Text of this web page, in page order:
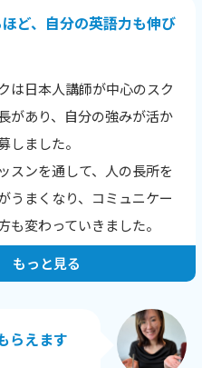
、英語に
の調子ま
います。
が、レッス
くれたり、
できてうれ
た時にとて
ど、自分の英語力も伸び
は日本人講師が中心のスク
があり、自分の強みが活か
しました。
スンを通して、人の長所を
うまくなり、コミュニケー
も変わっていきました。
にはよく気がつきますが、
徒さん本人が気づいていな
ポイントを積極的に伝えて
もっと見る
らえます